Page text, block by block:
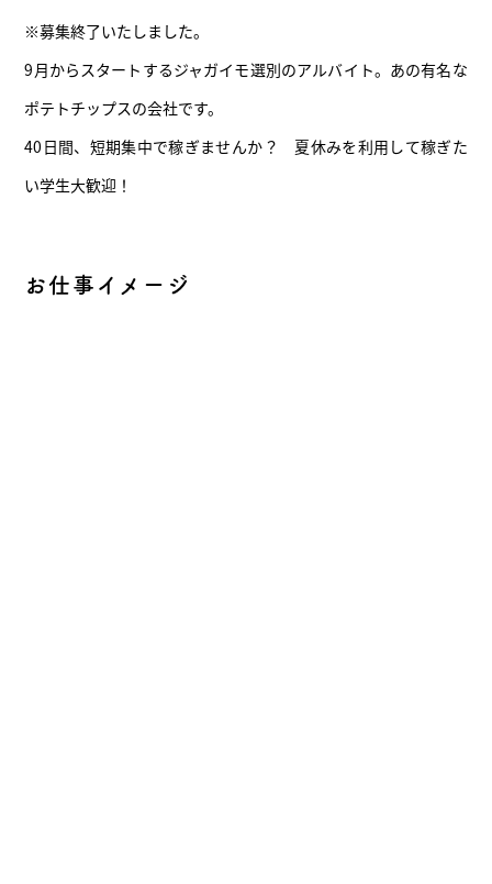
※募集終了いたしました。
9月からスタートするジャガイモ選別のアルバイト。あの有名な
ポテトチップスの会社です。
40日間、短期集中で稼ぎませんか？ 夏休みを利用して稼ぎた
い学生大歓迎！
お仕事イメージ